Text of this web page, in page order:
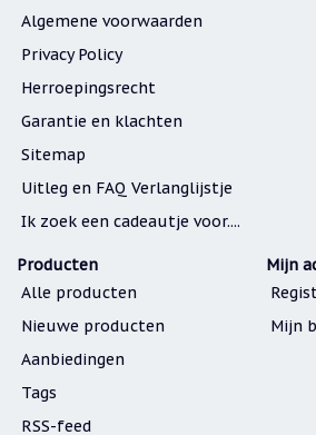
Algemene voorwaarden
Privacy Policy
Herroepingsrecht
Garantie en klachten
Sitemap
Uitleg en FAQ Verlanglijstje
Ik zoek een cadeautje voor....
Producten
Alle producten
Nieuwe producten
Aanbiedingen
Tags
RSS-feed
Mijn
Mijn